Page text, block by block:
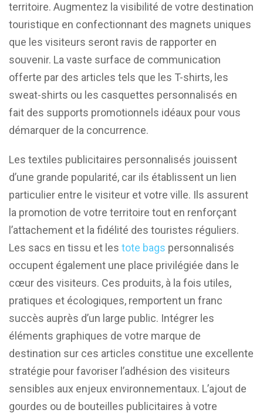
territoire. Augmentez la visibilité de votre destination
touristique en confectionnant des magnets uniques
que les visiteurs seront ravis de rapporter en
souvenir. La vaste surface de communication
offerte par des articles tels que les T-shirts, les
sweat-shirts ou les casquettes personnalisés en
fait des supports promotionnels idéaux pour vous
démarquer de la concurrence.
Les textiles publicitaires personnalisés jouissent
d’une grande popularité, car ils établissent un lien
particulier entre le visiteur et votre ville. Ils assurent
la promotion de votre territoire tout en renforçant
l’attachement et la fidélité des touristes réguliers.
Les sacs en tissu et les tote bags personnalisés
occupent également une place privilégiée dans le
cœur des visiteurs. Ces produits, à la fois utiles,
pratiques et écologiques, remportent un franc
succès auprès d’un large public. Intégrer les
éléments graphiques de votre marque de
destination sur ces articles constitue une excellente
stratégie pour favoriser l’adhésion des visiteurs
sensibles aux enjeux environnementaux. L’ajout de
gourdes ou de bouteilles publicitaires à votre